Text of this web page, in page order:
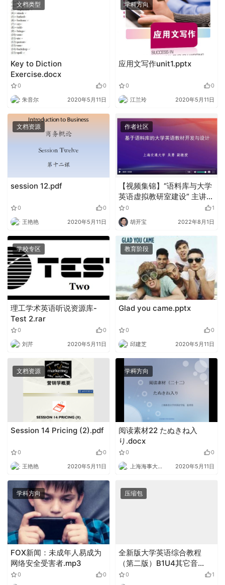
文档类型
Key to Diction
Exercise.docx
0 0
朱音尔 2020年5月11日
学科方向
应用文写作unit1.pptx
0 0
江兰玲 2020年5月11日
文档资源
session 12.pdf
0 0
王艳艳 2020年5月11日
作者社区
【视频集锦】“语料库与大学
英语虚拟教研室建设” 主讲
人：吴勇 副教授
0 1
胡开宝 2022年8月1日
学校专区
理工学术英语听说资源库-
Test 2.rar
0 0
刘芹 2020年5月11日
教育阶段
Glad you came.pptx
0 0
邱建芝 2020年5月11日
文档资源
Session 14 Pricing (2).pdf
0 0
王艳艳 2020年5月11日
学科方向
阅读素材22 たぬきね入
り.docx
0 0
上海海事大学外语 2020年5月11日
学科方向
FOX新闻：未成年人易成为
网络安全受害者.mp3
0 0
压缩包
全新版大学英语综合教程
（第二版）B1U4其它音
（视）频.zip
0 1